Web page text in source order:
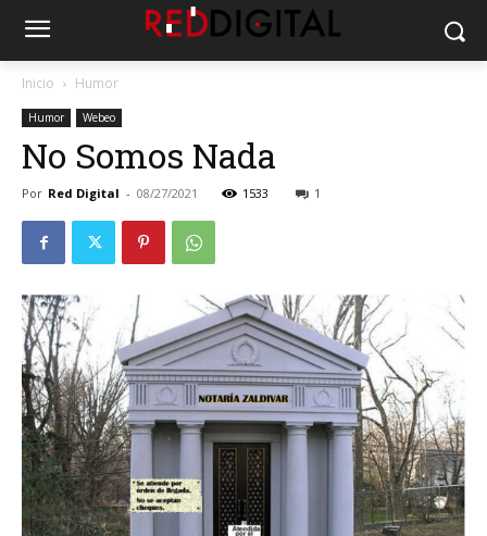
Inicio Humor
Humor Webeo
No Somos Nada
Por Red Digital - 08/27/2021 1533 1